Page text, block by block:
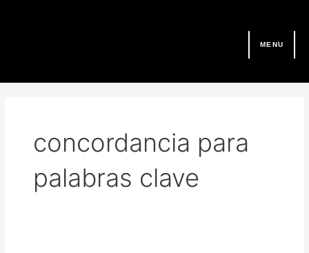
MENU
concordancia para
palabras clave